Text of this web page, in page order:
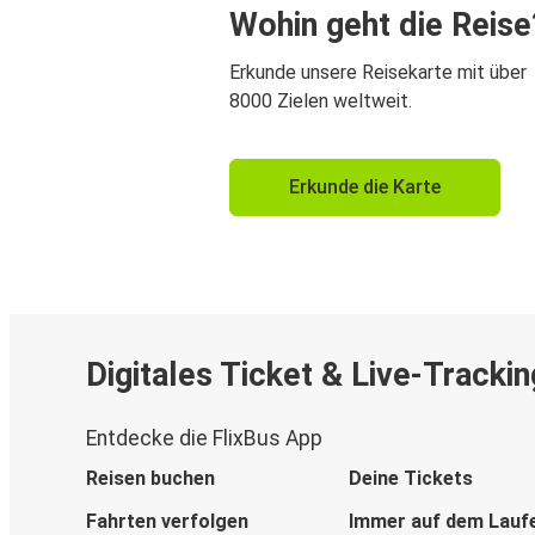
Wohin geht die
Erkunde unsere Reisekarte mit über
8000 Zielen weltweit.
Erkunde die Karte
Digitales Ticket & Live-
Entdecke die FlixBus App
Reisen buchen
Deine Tickets
Fahrten verfolgen
Immer auf dem